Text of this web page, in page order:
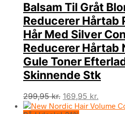
Balsam Til Gråt
Reducerer Hårtab
Hår Med Silver
Reducerer Hårtab
Gule Toner
Skinnende Stk
299,95kr. Den
oprindelige
169,95 kr.